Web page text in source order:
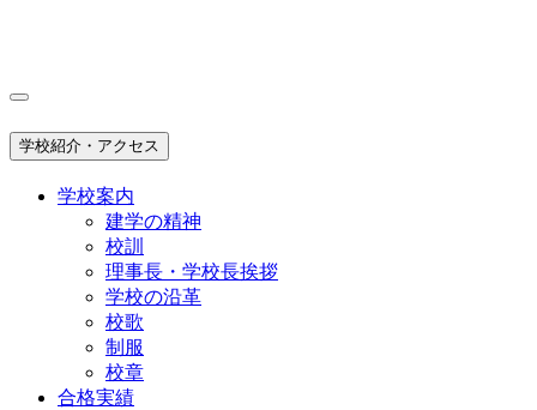
学校紹介・アクセス
学校案内
建学の精神
校訓
理事長・学校長挨拶
学校の沿革
校歌
制服
校章
合格実績